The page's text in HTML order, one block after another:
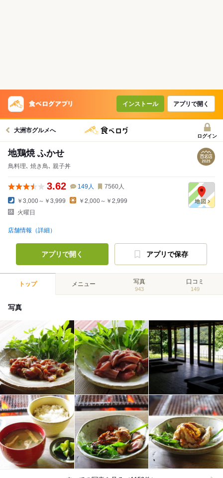
インストール アプリで開く
大洲市グルメへ
ログイン
地鶏焼 ふかせ
鳥料理､ 焼き鳥､ 親子丼
3.62 149人 7560人
￥3,000～￥3,999
￥2,000～￥2,999
火曜日
店舗情報（詳細）
アプリで開く アプリで保存
トップ メニュー 写真
943
口コミ
149
写真